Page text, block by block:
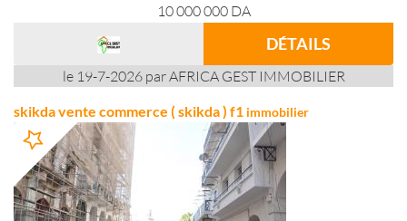
10 000 000 DA
DÉTAILS
le 19-7-2026 par AFRICA GEST IMMOBILIER
skikda vente commerce ( skikda ) f1 immobilier